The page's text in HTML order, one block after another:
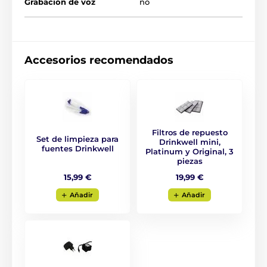
Información básica y características:
Accesorios recomendados
Set de limpieza para
fuentes Drinkwell
15,99 €
Aňadir
Filtros de repuesto
Drinkwell mini,
Platinum y Original, 3
piezas
19,99 €
Aňadir